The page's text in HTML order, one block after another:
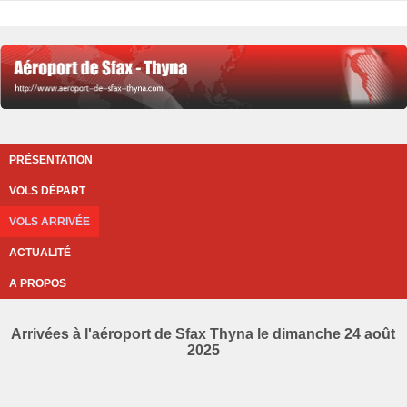
PRÉSENTATION
VOLS DÉPART
VOLS ARRIVÉE
ACTUALITÉ
A PROPOS
Arrivées à l'aéroport de Sfax Thyna le dimanche 24 août
2025